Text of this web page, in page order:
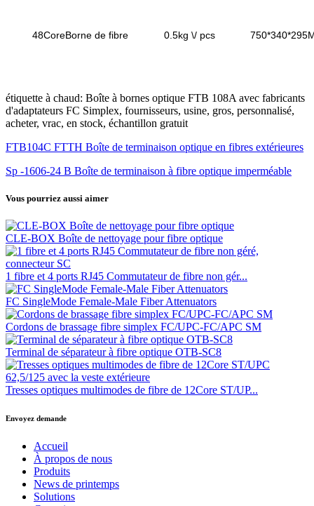
48CoreBorne de fibre 0.5kg \/ pcs 750*340*295
étiquette à chaud: Boîte à bornes optique FTB 108A avec fabricants
d'adaptateurs FC Simplex, fournisseurs, usine, gros, personnalisé,
acheter, vrac, en stock, échantillon gratuit
FTB104C FTTH Boîte de terminaison optique en fibres extérieures
Sp -1606-24 B Boîte de terminaison à fibre optique imperméable
Vous pourriez aussi aimer
CLE-BOX Boîte de nettoyage pour fibre optique
1 fibre et 4 ports RJ45 Commutateur de fibre non gér...
FC SingleMode Female-Male Fiber Attenuators
Cordons de brassage fibre simplex FC/UPC-FC/APC SM
Terminal de séparateur à fibre optique OTB-SC8
Tresses optiques multimodes de fibre de 12Core ST/UP...
Envoyez demande
Accueil
À propos de nous
Produits
News de printemps
Solutions